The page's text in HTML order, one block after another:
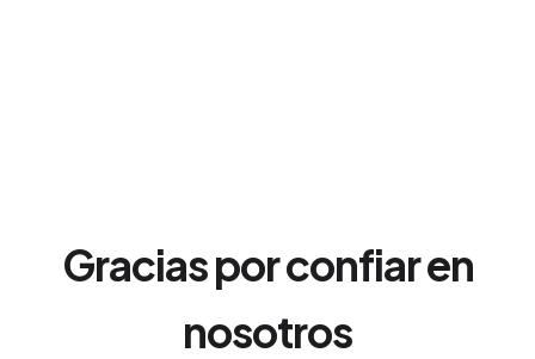
Gracias por confiar en
nosotros